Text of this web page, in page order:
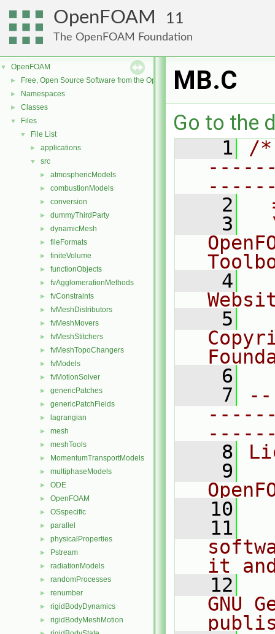
OpenFOAM 11
The OpenFOAM Foundation
▼ OpenFOAM
► Free, Open Source Software from the OpenFOAM Foundation
► Namespaces
► Classes
▼ Files
▼ File List
► applications
▼ src
► atmosphericModels
► combustionModels
► conversion
► dummyThirdParty
► dynamicMesh
► fileFormats
► finiteVolume
► functionObjects
► fvAgglomerationMethods
► fvConstraints
► fvMeshDistributors
► fvMeshMovers
► fvMeshStitchers
► fvMeshTopoChangers
► fvModels
► fvMotionSolver
► genericPatches
► genericPatchFields
► lagrangian
► mesh
► meshTools
► MomentumTransportModels
► multiphaseModels
► ODE
► OpenFOAM
► OSspecific
► parallel
► physicalProperties
► Pstream
► radiationModels
► randomProcesses
► renumber
► rigidBodyDynamics
► rigidBodyMeshMotion
MB.C
Go to the
    1
/
    2
    3
    4
    5
    6
    7
    8
    9
   10
   11
it
   12
GNU